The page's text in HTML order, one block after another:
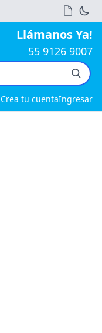
Llámanos Ya!
55 9126 9007
Crea tu cuentaIngresar